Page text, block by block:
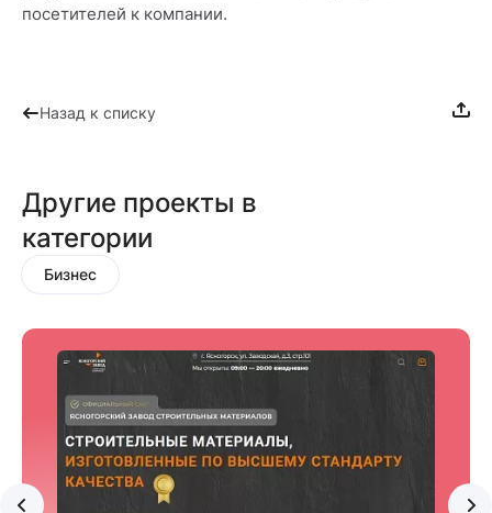
посетителей к компании.
Назад к списку
Другие проекты в
категории
Бизнес